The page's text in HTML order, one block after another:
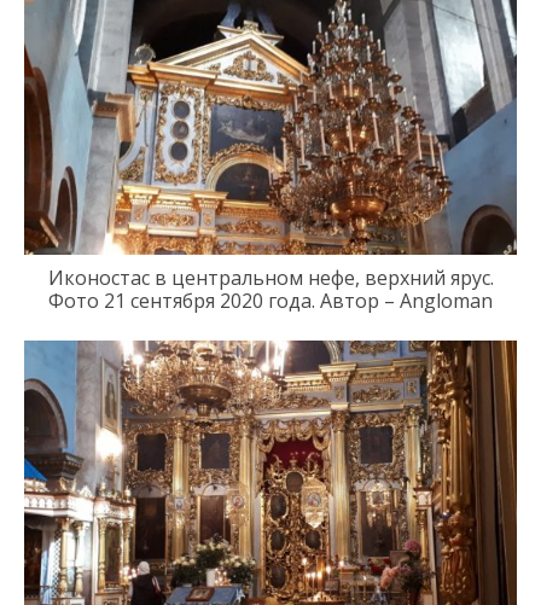
Иконостас в центральном нефе, верхний ярус.
Фото 21 сентября 2020 года. Автор – Angloman